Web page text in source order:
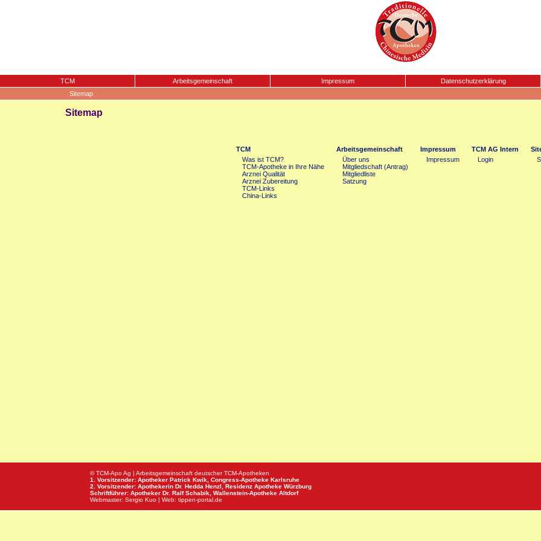
TCM Arbeitsgemeinschaft Impressum Datenschutzerklärung
Sitemap
Sitemap
TCM
Was ist TCM?
TCM-Apotheke in Ihre Nähe
Arznei Qualität
Arznei Zubereitung
TCM-Links
China-Links
Arbeitsgemeinschaft
Über uns
Mitgliedschaft (Antrag)
Mitgliedliste
Satzung
Impressum
Impressum
TCM AG Intern
Login
© TCM-Apo Ag | Arbeitsgemeinschaft deutscher TCM-Apotheken
1. Vorsitzender: Apotheker Patrick Kwik, Congress-Apotheke Karlsruhe
2. Vorsitzender: Apothekerin Dr. Hedda Henzl, Residenz Apotheke Würzburg
Schriftführer: Apotheker Dr. Ralf Schabik, Wallenstein-Apotheke Altdorf
Webmaster: Sergio Kuo | Web: tippen-portal.de